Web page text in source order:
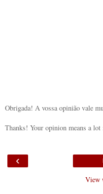
Obrigada! A vossa opinião vale
Thanks! Your opinion means a lot
‹
View